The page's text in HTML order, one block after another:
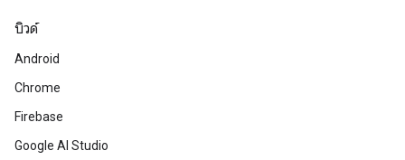
บิวด์
Android
Chrome
Firebase
Google AI Studio